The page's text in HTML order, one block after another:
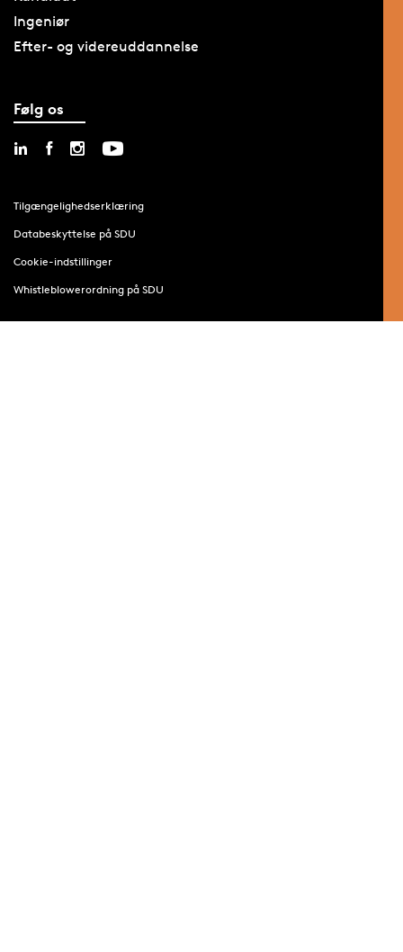
Ingeniør
Efter- og videreuddannelse
Følg os
Tilgængelighedserklæring
Databeskyttelse på SDU
Cookie-indstillinger
Whistleblowerordning på SDU